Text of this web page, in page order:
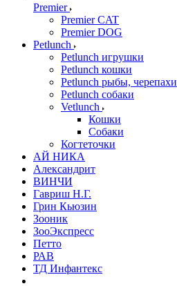
Premier
Premier CAT
Premier DOG
Petlunch
Petlunch игрушки
Petlunch кошки
Petlunch рыбы, черепахи
Petlunch собаки
Vetlunch
Кошки
Собаки
Когтеточки
АЙ НИКА
Александрит
ВИНЧИ
Гавриш Н.Г.
Грин Кьюзин
Зооник
ЗооЭкспресс
Петто
РАВ
ТД Инфантекс